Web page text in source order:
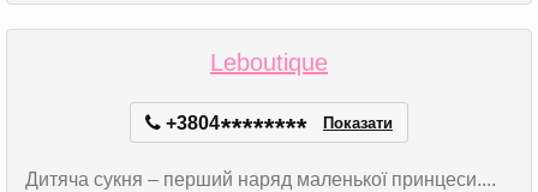
Leboutique
+3804******** Показати
Дитяча сукня – перший наряд маленької принцеси....